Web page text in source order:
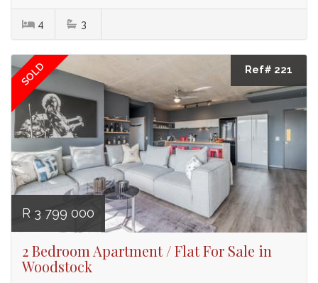
4 3
SOLD Ref# 221
R 3 799 000
2 Bedroom Apartment / Flat For Sale in
Woodstock